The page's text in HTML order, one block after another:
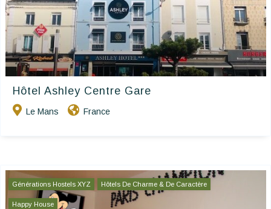
Hôtel Ashley Centre Gare
Le Mans France
Générations Hostels XYZ Hôtels De Charme & De Caractère
Happy House